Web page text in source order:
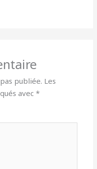
publiée. Les
avec*